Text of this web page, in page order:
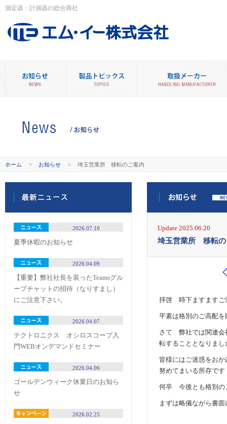
測定器・計測器の総合商社
ホーム > お知らせ > 埼玉営業所 移転のご案内
2026.07.10
夏季休暇のお知らせ
2026.04.09
【重要】弊社社長を装ったTeamsグル
ープチャットの招待（なりすまし）
にご注意下さい。
2026.04.07
テクトロニクス オシロスコープ入
門WEBオンデマンドセミナー
2026.04.06
ゴールデンウィーク休業日のお知ら
せ
2026.02.25
Update 2025.06.20
埼玉営業所 移転の
拝啓 時下ますますご
平素は格別のご高配
さて 弊社では関連会
転することとなりま
皆様にはご迷惑をお
努めてまいる所存で
何卒 今後とも格別の
まずは略儀ながら書